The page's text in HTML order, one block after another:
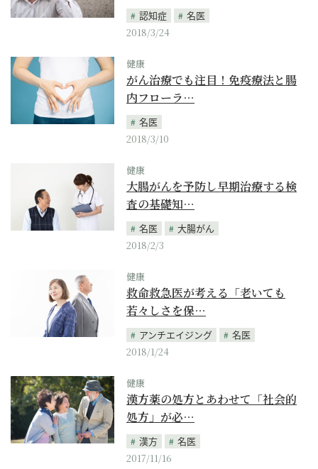
認知症
名医
2018/3/24
健康
がん治療でも注目！免疫療法と腸
内フローラ…
名医
2018/3/10
健康
大腸がんを予防し早期治療する検
査の基礎知…
名医
大腸がん
2018/2/3
健康
救命救急医が考える「老いても
若々しさを保…
アンチエイジング
名医
2018/1/24
健康
漢方薬の処方とあわせて「社会的
処方」が必…
漢方
名医
2017/11/16